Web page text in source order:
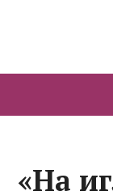
«На